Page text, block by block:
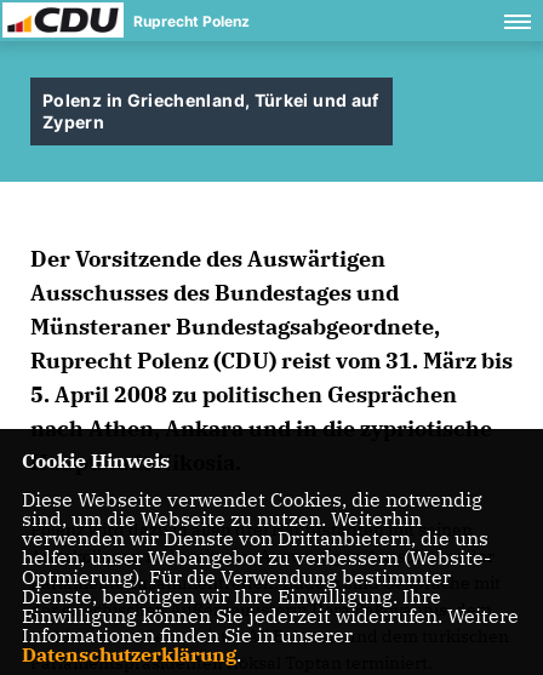
Ruprecht Polenz
Polenz in Griechenland, Türkei und auf
Zypern
Der Vorsitzende des Auswärtigen
Ausschusses des Bundestages und
Münsteraner Bundestagsabgeordnete,
Ruprecht Polenz (CDU) reist vom 31. März bis
5. April 2008 zu politischen Gesprächen
nach Athen, Ankara und in die zypriotische
Hauptstadt Nikosia.
Polenz wird dazu in allen drei Hauptstädten mit seinen
Amtskollegen im Vorsitz der Auswärtigen Ausschüsse der
Parlamente zusammentreffen. Zudem sind Gespräche mit
der griechischen Außenministerin Dora Bakoyannis, dem
türkischen Außenminister Ali Babacan und dem türkischen
Parlamentspräsidenten Köksal Toptan terminiert.
Cookie Hinweis
Diese Webseite verwendet Cookies, die notwendig
sind, um die Webseite zu nutzen. Weiterhin
verwenden wir Dienste von Drittanbietern, die uns
helfen, unser Webangebot zu verbessern (Website-
Optmierung). Für die Verwendung bestimmter
Dienste, benötigen wir Ihre Einwilligung. Ihre
Einwilligung können Sie jederzeit widerrufen. Weitere
Informationen finden Sie in unserer
Datenschutzerklärung.